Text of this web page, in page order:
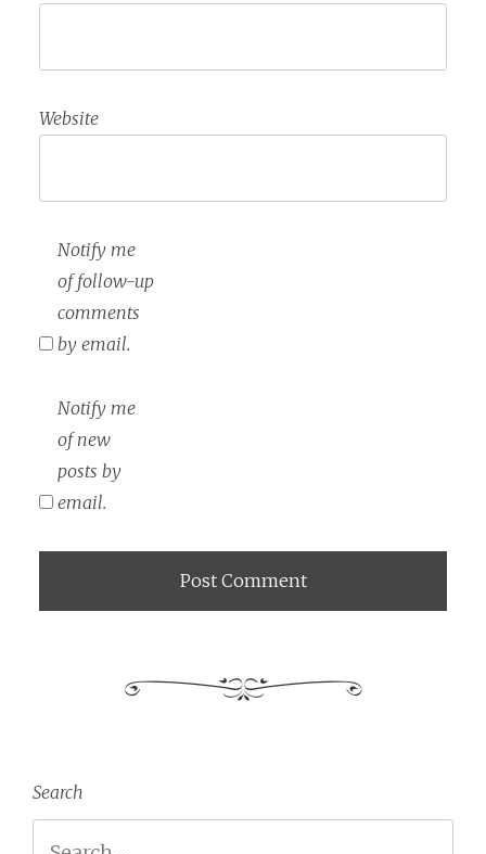
Website
Notify me
of follow-up
comments
by email.
Notify me
of new
posts by
email.
Search